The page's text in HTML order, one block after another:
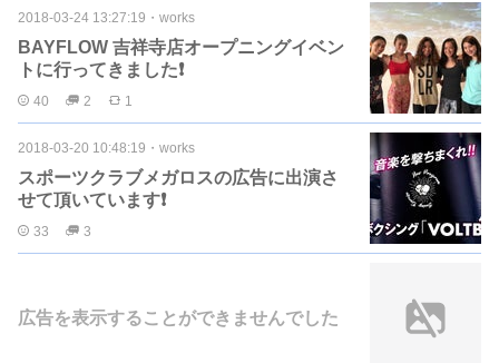
2018-03-24 13:27:19 ・ works
BAYFLOW 吉祥寺店オープニングイベン
トに行ってきました❗️
40 2 1
2018-03-20 10:48:19 ・ works
スポーツクラブメガロスの広告に出演さ
せて頂いています❗️
33 3
広告を表示することができませんでした